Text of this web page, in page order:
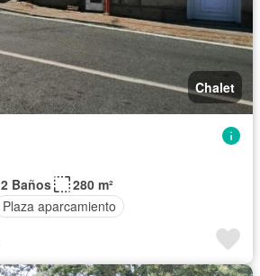
Chalet
2 Baños
280 m²
Plaza aparcamiento